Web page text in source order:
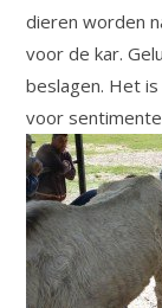
dieren worden
voor de kar.
beslagen. Het
voor